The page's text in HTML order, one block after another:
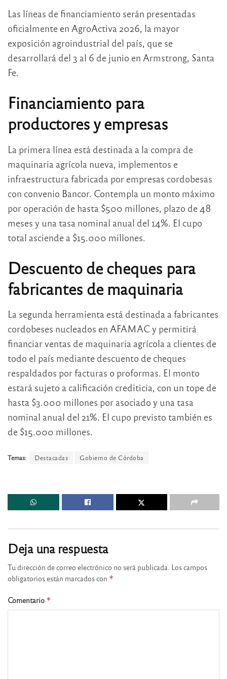
Las líneas de financiamiento serán presentadas
oficialmente en AgroActiva 2026, la mayor
exposición agroindustrial del país, que se
desarrollará del 3 al 6 de junio en Armstrong, Santa
Fe.
Financiamiento para
productores y empresas
La primera línea está destinada a la compra de
maquinaria agrícola nueva, implementos e
infraestructura fabricada por empresas cordobesas
con convenio Bancor. Contempla un monto máximo
por operación de hasta $500 millones, plazo de 48
meses y una tasa nominal anual del 14%. El cupo
total asciende a $15.000 millones.
Descuento de cheques para
fabricantes de maquinaria
La segunda herramienta está destinada a fabricantes
cordobeses nucleados en AFAMAC y permitirá
financiar ventas de maquinaria agrícola a clientes de
todo el país mediante descuento de cheques
respaldados por facturas o proformas. El monto
estará sujeto a calificación crediticia, con un tope de
hasta $3.000 millones por asociado y una tasa
nominal anual del 21%. El cupo previsto también es
de $15.000 millones.
Temas: Destacadas Gobierno de Córdoba
Deja una respuesta
Tu dirección de correo electrónico no será publicada. Los campos
obligatorios están marcados con *
Comentario *